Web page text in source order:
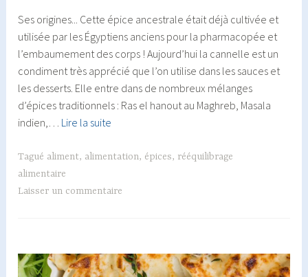
Ses origines... Cette épice ancestrale était déjà cultivée et
utilisée par les Égyptiens anciens pour la pharmacopée et
l’embaumement des corps ! Aujourd’hui la cannelle est un
condiment très apprécié que l’on utilise dans les sauces et
les desserts. Elle entre dans de nombreux mélanges
d’épices traditionnels : Ras el hanout au Maghreb, Masala
indien,… Lire la suite
:
épice
nombreux
Tagué aliment, alimentation, épices, rééquilibrage
alimentaire
Laisser un commentaire